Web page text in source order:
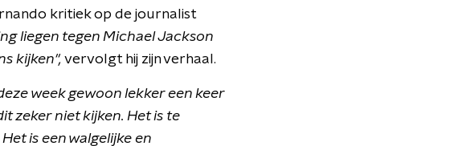
kritiek op de journalist
liegen tegen Michael Jackson
kijken", vervolgt hij zijn verhaal.
week gewoon lekker een keer
zeker niet kijken. Het is te
is een walgelijke en